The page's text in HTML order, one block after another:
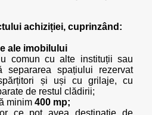
achiziției, cuprinzând:
ale imobilului
comun cu alte instituții sau
separarea spațiului rezervat
și uși cu grilaje, cu
de restul clădirii;
minim 400 mp;
ce pot avea destinație de